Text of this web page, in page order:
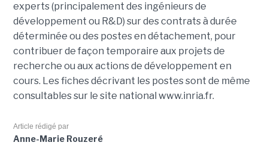
experts (principalement des ingénieurs de
développement ou R&D) sur des contrats à durée
déterminée ou des postes en détachement, pour
contribuer de façon temporaire aux projets de
recherche ou aux actions de développement en
cours. Les fiches décrivant les postes sont de même
consultables sur le site national www.inria.fr.
Article rédigé par
Anne-Marie Rouzeré